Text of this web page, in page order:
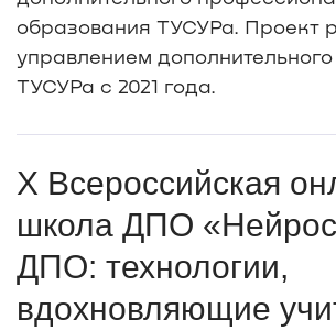
образования ТУСУРа. Проект
управлением
ТУСУРа с 2021 года.
X Всероссийская
школа ДПО
ДПО: технологии,
вдохновляющие